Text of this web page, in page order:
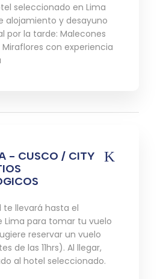
seleccionado en Lima
alojamiento y desayuno
por la tarde: Malecones
con experiencia
- CUSCO / CITY
te llevará hasta el
Lima para tomar tu vuelo
reservar un vuelo
de las 11hrs). Al llegar,
al hotel seleccionado.